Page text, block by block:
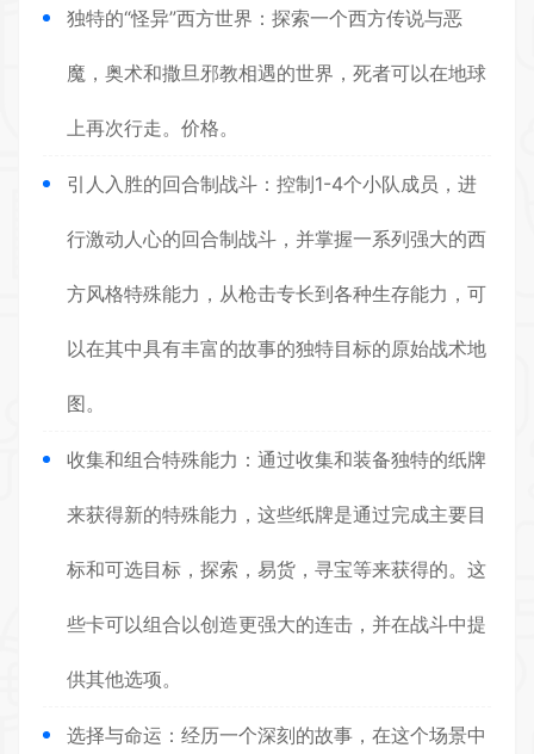
独特的“怪异”西方世界：探索一个西方传说与恶
魔，奥术和撒旦邪教相遇的世界，死者可以在地球
上再次行走。价格。
引人入胜的回合制战斗：控制1-4个小队成员，进
行激动人心的回合制战斗，并掌握一系列强大的西
方风格特殊能力，从枪击专长到各种生存能力，可
以在其中具有丰富的故事的独特目标的原始战术地
图。
收集和组合特殊能力：通过收集和装备独特的纸牌
来获得新的特殊能力，这些纸牌是通过完成主要目
标和可选目标，探索，易货，寻宝等来获得的。这
些卡可以组合以创造更强大的连击，并在战斗中提
供其他选项。
选择与命运：经历一个深刻的故事，在这个场景中